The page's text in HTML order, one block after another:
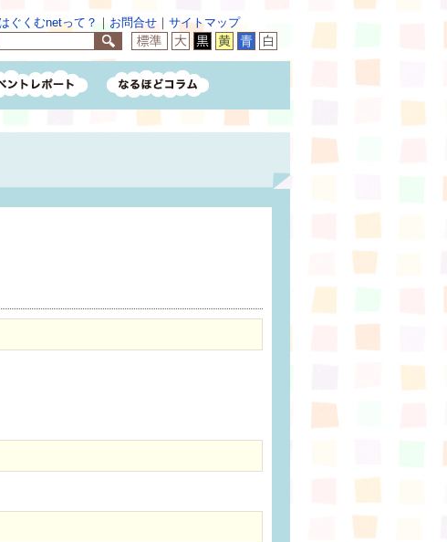
はぐくむnetって？ ｜ お問合せ ｜ サイトマップ